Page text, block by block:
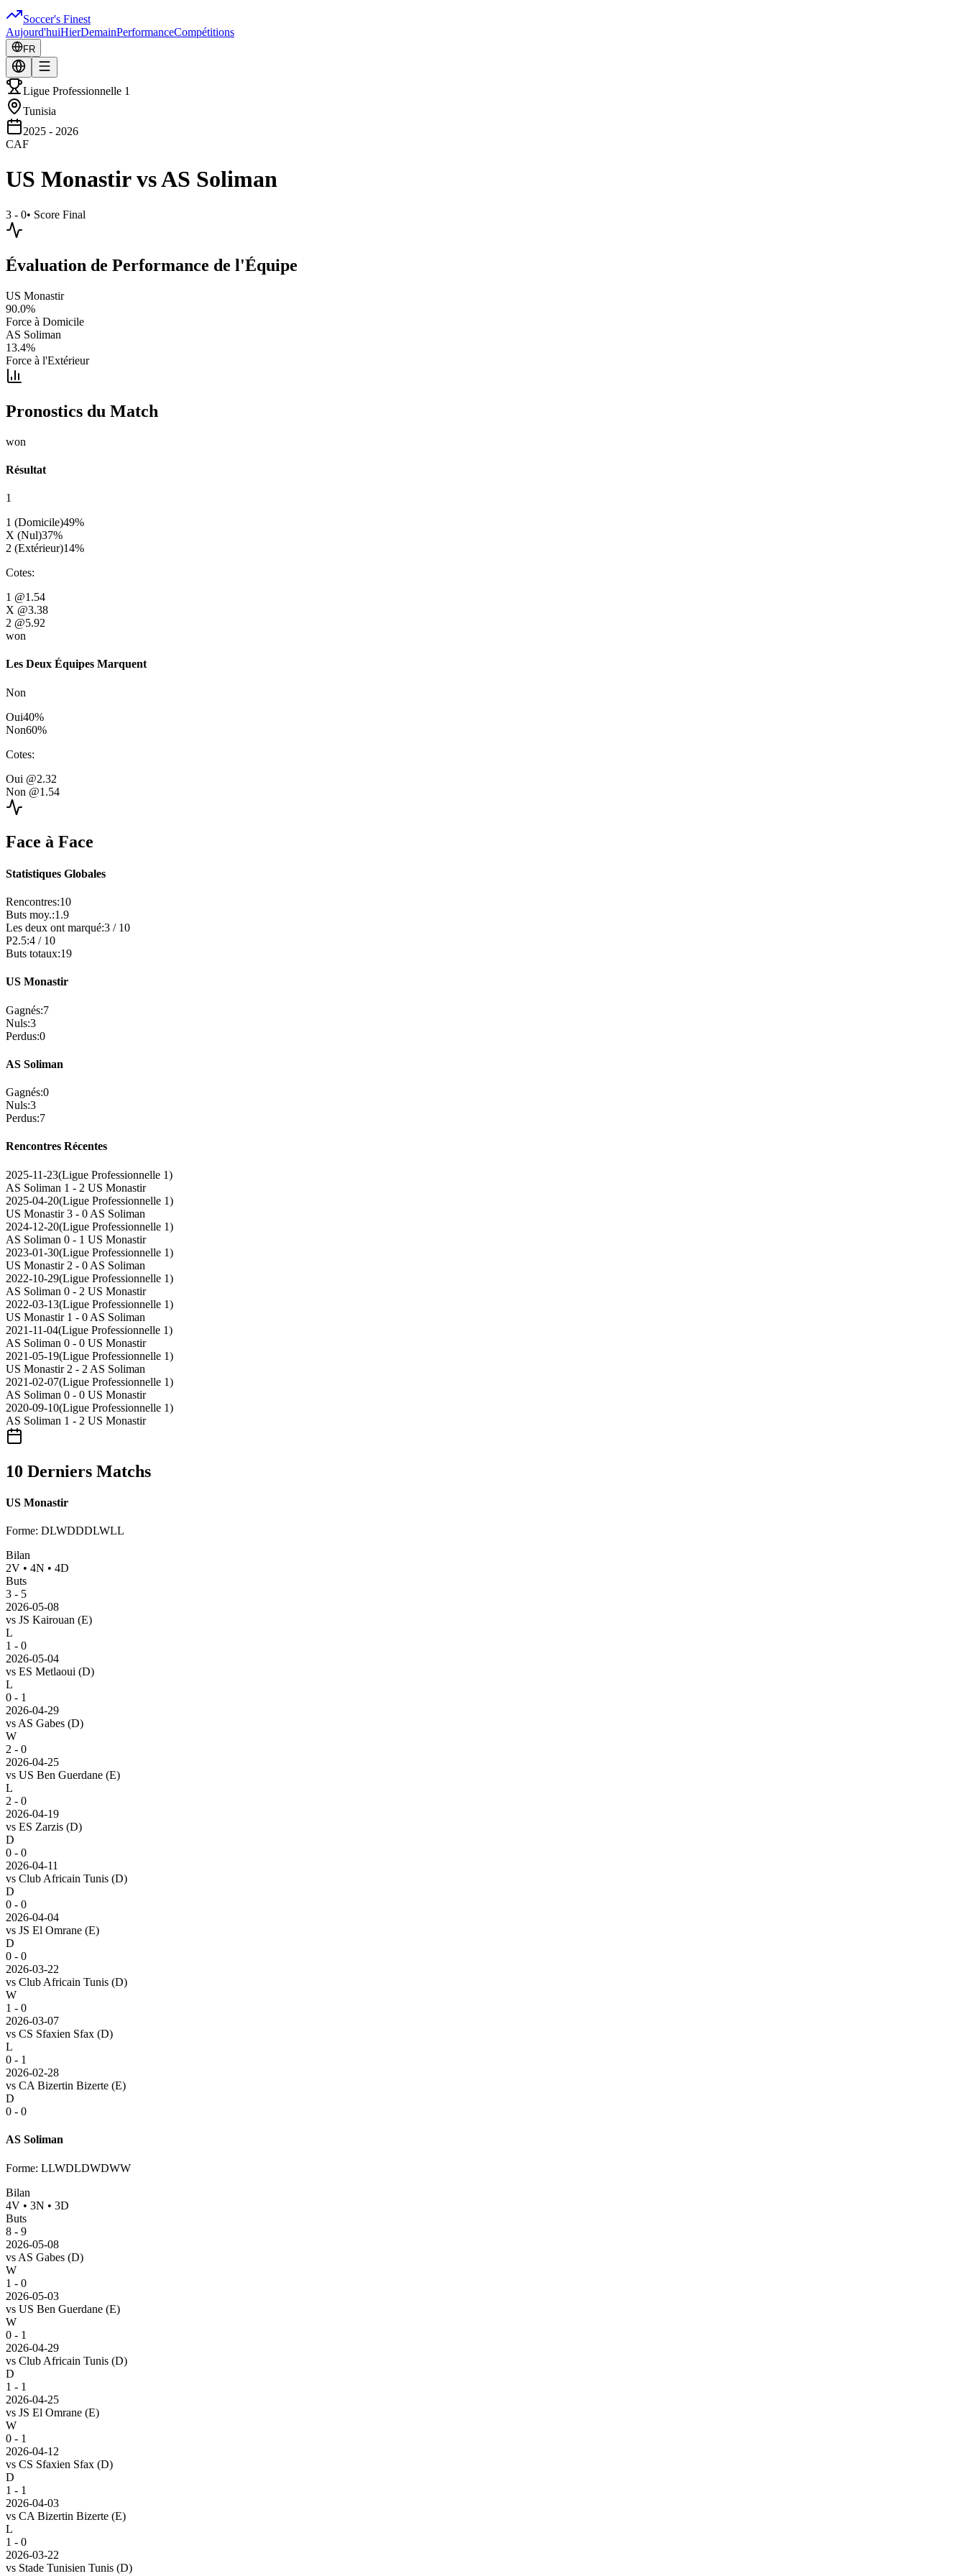
Soccer's Finest
Aujourd'huiHierDemainPerformanceCompétitions
FR
Ligue Professionnelle 1
Tunisia
2025 - 2026
CAF
US Monastir vsAS Soliman
3 - 0• Score Final
Évaluation de Performance de l'Équipe
US Monastir
90.0%
Force à Domicile
AS Soliman
13.4%
Force à l'Extérieur
Pronostics du Match
won
Résultat
1
1 (Domicile)49%
X (Nul)37%
2 (Extérieur)14%
Cotes:
1 @1.54
X @3.38
2 @5.92
won
Les Deux Équipes Marquent
Non
Oui40%
Non60%
Cotes:
Oui @2.32
Non @1.54
Face à Face
Statistiques Globales
Rencontres:10
Buts moy.:1.9
Les deux ont marqué:3 / 10
P2.5:4 / 10
Buts totaux:19
US Monastir
Gagnés:7
Nuls:3
Perdus:0
AS Soliman
Gagnés:0
Nuls:3
Perdus:7
Rencontres Récentes
2025-11-23(Ligue Professionnelle 1)
AS Soliman 1 - 2 US Monastir
2025-04-20(Ligue Professionnelle 1)
US Monastir 3 - 0 AS Soliman
2024-12-20(Ligue Professionnelle 1)
AS Soliman 0 - 1 US Monastir
2023-01-30(Ligue Professionnelle 1)
US Monastir 2 - 0 AS Soliman
2022-10-29(Ligue Professionnelle 1)
AS Soliman 0 - 2 US Monastir
2022-03-13(Ligue Professionnelle 1)
US Monastir 1 - 0 AS Soliman
2021-11-04(Ligue Professionnelle 1)
AS Soliman 0 - 0 US Monastir
2021-05-19(Ligue Professionnelle 1)
US Monastir 2 - 2 AS Soliman
2021-02-07(Ligue Professionnelle 1)
AS Soliman 0 - 0 US Monastir
2020-09-10(Ligue Professionnelle 1)
AS Soliman 1 - 2 US Monastir
10 Derniers Matchs
US Monastir
Forme: DLWDDDLWLL
Bilan
2V • 4N • 4D
Buts
3 - 5
2026-05-08
vs JS Kairouan (E)
L
1 - 0
2026-05-04
vs ES Metlaoui (D)
L
0 - 1
2026-04-29
vs AS Gabes (D)
W
2 - 0
2026-04-25
vs US Ben Guerdane (E)
L
2 - 0
2026-04-19
vs ES Zarzis (D)
D
0 - 0
2026-04-11
vs Club Africain Tunis (D)
D
0 - 0
2026-04-04
vs JS El Omrane (E)
D
0 - 0
2026-03-22
vs Club Africain Tunis (D)
W
1 - 0
2026-03-07
vs CS Sfaxien Sfax (D)
L
0 - 1
2026-02-28
vs CA Bizertin Bizerte (E)
D
0 - 0
AS Soliman
Forme: LLWDLDWDWW
Bilan
4V • 3N • 3D
Buts
8 - 9
2026-05-08
vs AS Gabes (D)
W
1 - 0
2026-05-03
vs US Ben Guerdane (E)
W
0 - 1
2026-04-29
vs Club Africain Tunis (D)
D
1 - 1
2026-04-25
vs JS El Omrane (E)
W
0 - 1
2026-04-12
vs CS Sfaxien Sfax (D)
D
1 - 1
2026-04-03
vs CA Bizertin Bizerte (E)
L
1 - 0
2026-03-22
vs Stade Tunisien Tunis (D)